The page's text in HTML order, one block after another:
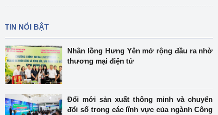
TIN NỔI BẬT
Nhãn lồng Hưng Yên mở rộng đầu ra nhờ
thương mại điện tử
Đổi mới sản xuất thông minh và chuyển
đổi số trong các lĩnh vực của ngành Công